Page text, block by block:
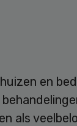
en
als